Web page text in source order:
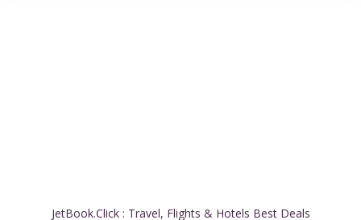
JetBook.Click : Travel, Flights & Hotels Best Deals